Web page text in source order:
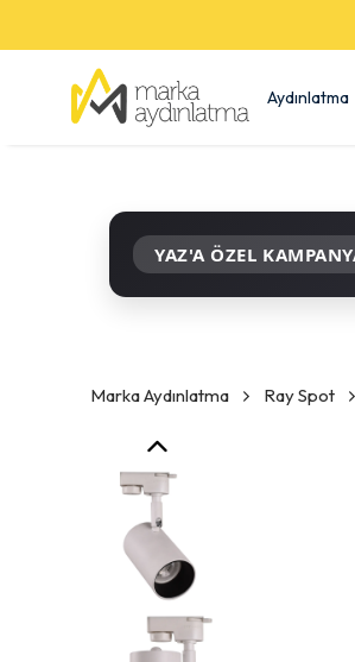
Aydınlatma
YAZ'A ÖZEL
Marka Aydınlatma Ray Spot